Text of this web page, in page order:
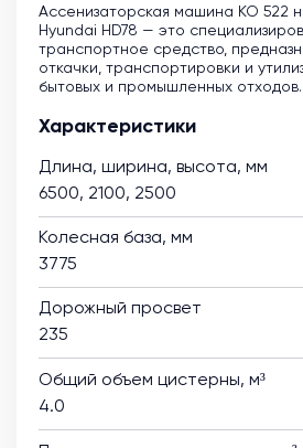
Ассенизаторская машина KO 522
Hyundai HD78 — это
транспортное средство,
откачки, транспортировки и
бытовых и промышленных отходов.
Характеристики
Длина, ширина, высота, мм
6500, 2100, 2500
Колесная база, мм
3775
Дорожный просвет
235
Общий объем цистерны, м³
4.0